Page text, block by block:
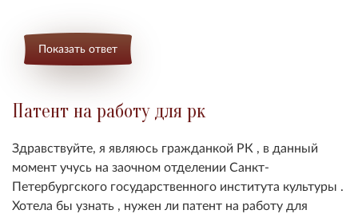
Показать ответ
Патент на работу для рк
Здравствуйте, я являюсь гражданкой РК , в данный
момент учусь на заочном отделении Санкт-
Петербургского государственного института культуры .
Хотела бы узнать , нужен ли патент на работу для